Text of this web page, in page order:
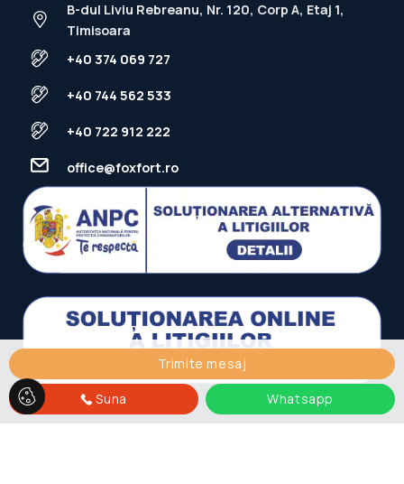
Trimite mesaj
Whatsapp
Suna
B-dul Liviu Rebreanu, Nr. 120, Corp A, Etaj 1,
Timisoara
+40 374 069 727
+40 744 562 533
+40 722 912 222
office@foxfort.ro